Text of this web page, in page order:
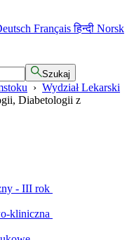
Françaisहिन्दी Norsk
Szukaj
› Wydział Lekarski
Diabetologii z
- III rok
kliniczna